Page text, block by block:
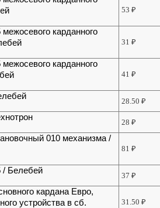
53₽
карданного
31₽
карданного
41₽
28.50₽
28₽
010 механизма /
81₽
/ Белебей
37₽
кардана Евро,
устройства в сб.
31.50₽